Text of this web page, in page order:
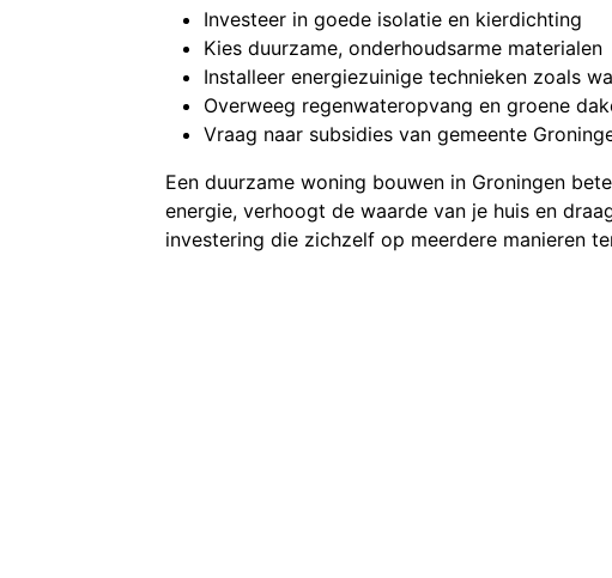
Investeer in goede isolatie en kierdichting
Kies duurzame, onderhoudsarme materialen
Installeer energiezuinige technieken zoals
Overweeg regenwateropvang en groene
Vraag naar subsidies van gemeente
Een duurzame woning bouwen in Groningen
energie, verhoogt de waarde van je huis en
investering die zichzelf op meerdere manieren